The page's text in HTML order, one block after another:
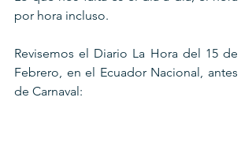
por hora incluso.
Revisemos el Diario La Hora del 15 de
Febrero, en el Ecuador Nacional, antes
de Carnaval: